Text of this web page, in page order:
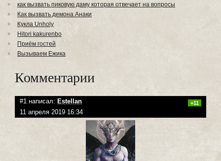
как вызвать пиковую даму которая отвечает на вопросы
Как вызвать демона Анаки
Кукла Unholy
Hitori kakurenbo
Приём гостей
Вызываем Ежика
Комментарии
#1 написал: Estellan +11
11 апреля 2019 16:34